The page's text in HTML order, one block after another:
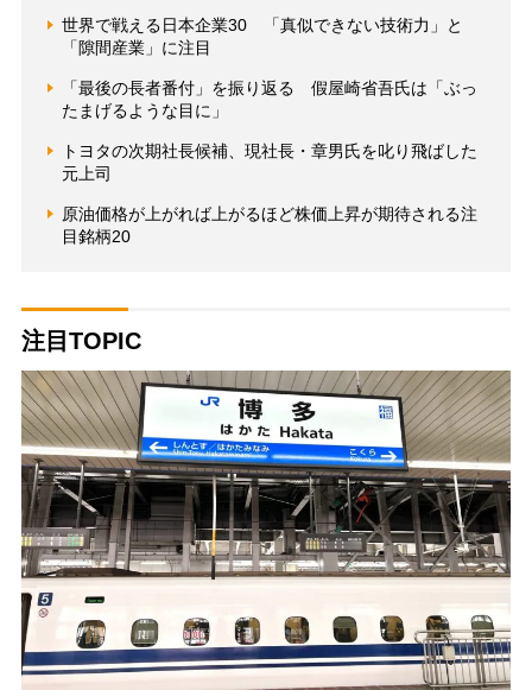
世界で戦える日本企業30 「真似できない技術力」と
「隙間産業」に注目
「最後の長者番付」を振り返る 假屋崎省吾氏は「ぶっ
たまげるような目に」
トヨタの次期社長候補、現社長・章男氏を叱り飛ばした
元上司
原油価格が上がれば上がるほど株価上昇が期待される注
目銘柄20
注目TOPIC